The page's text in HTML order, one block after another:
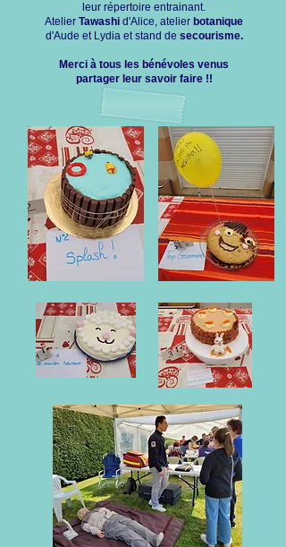
leur répertoire entrainant.
Atelier Tawashi d'Alice, atelier botanique
d'Aude et Lydia et stand de secourisme.
Merci à tous les bénévoles venus
partager leur savoir faire !!